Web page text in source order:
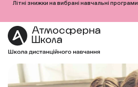
Літні знижки на вибрані навчальні програми